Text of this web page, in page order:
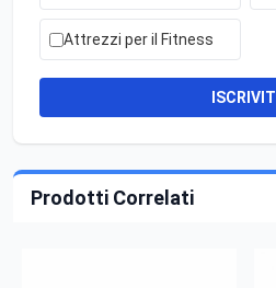
Attrezzi per il Fitness
ISCRIVITI
Prodotti Correlati